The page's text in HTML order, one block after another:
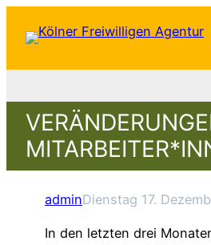
adminDienstag 17.
In den letzten drei